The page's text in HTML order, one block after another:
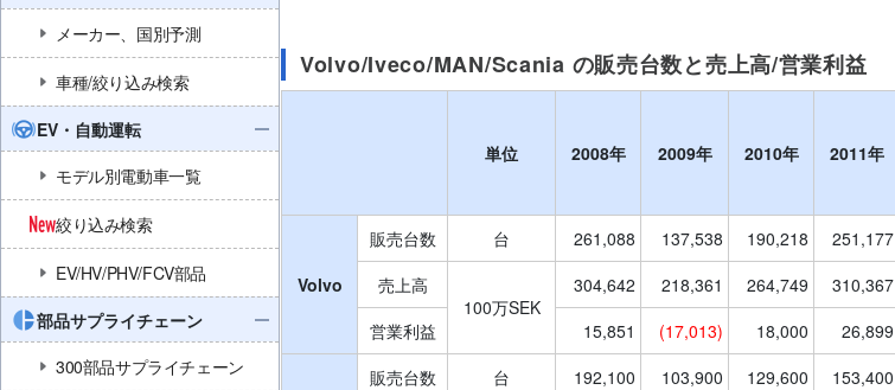
メーカー、国別予測
車種/絞り込み検索
EV・自動運転
モデル別電動車一覧
絞り込み検索
EV/HV/PHV/FCV部品
部品サプライチェーン
300部品サプライチェーン
Volvo/Iveco/MAN/Scania の販売台数と売上高/営業利益
単位 2008年 2009年 2010年 2011年
Volvo
販売台数 台 261,088 137,538 190,218 251,177
売上高
100万SEK
304,642 218,361 264,749 310,367
営業利益
15,851 (17,013) 18,000 26,899
販売台数 台 192,100 103,900 129,600 153,400